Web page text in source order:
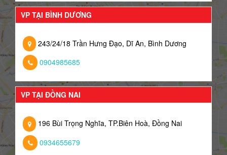
VP TẠI BÌNH DƯƠNG
243/24/18 Trần Hưng Đạo, Dĩ An, Bình Dương
0904985685
VP TẠI ĐỒNG NAI
196 Bùi Trọng Nghĩa, TP.Biên Hoà, Đồng Nai
0934655679